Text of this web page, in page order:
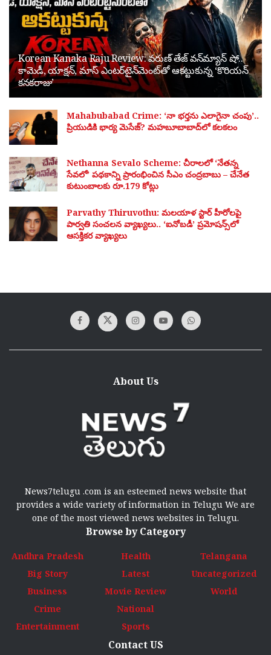
Korean Kanaka Raju Review: వరుణ్ తేజ్ వన్‌మ్యాన్ షో..
కామెడీ, యాక్షన్, మాస్ ఎంటర్‌టైన్‌మెంట్‌తో ఆకట్టుకున్న ‘కొరియన్
కనకరాజు’
Mahabubabad Crime: ‘నా భర్తను ఎలాగైనా చంపు’..
ప్రియుడికి భార్య మెసేజ్? మహబూబాబాద్‌లో కలకలం
Nethanna Sevalo Scheme: చీరాలలో ‘నేతన్న
సేవలో’ పథకాన్ని ప్రారంభించిన సీఎం చంద్రబాబు – చేనేత
కుటుంబాలకు రూ.179 కోట్లు
Parvathy Thiruvothu: మలయాళ స్టార్ హీరోలపై
పార్వతి సంచలన వ్యాఖ్యలు.. ‘ఐనోబడీ’ ప్రమోషన్స్‌లో
ఆసక్తికర వ్యాఖ్యలు
About Us
News7telugu .com is an esteemed news website that
provides a wide variety of information in Telugu We are
one of the most viewed news websites in Telugu.
Browse by Category
Andhra Pradesh
Big Story
Business
Crime
Entertainment
Health
Latest
Movie Review
National
Sports
Telangana
Uncategorized
World
Contact US